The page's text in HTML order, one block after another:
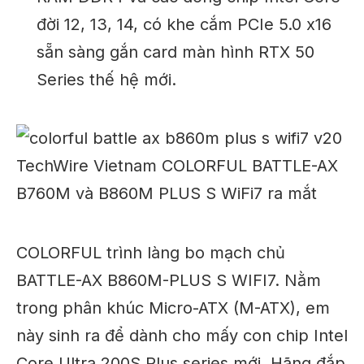
đời 12, 13, 14, có khe cắm PCIe 5.0 x16
sẵn sàng gắn card màn hình RTX 50
Series thế hệ mới.
COLORFUL trình làng bo mạch chủ
BATTLE-AX B860M-PLUS S WIFI7. Nằm
trong phân khúc Micro-ATX (M-ATX), em
này sinh ra để dành cho mấy con chip Intel